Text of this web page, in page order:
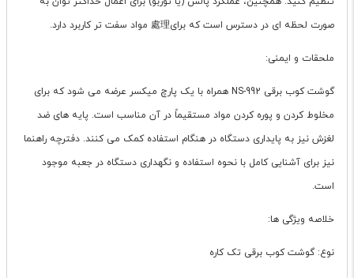
صورت لحظه ای در دسترس است که برای處理 مواد سفت تر کاربرد دارد.
ملحقات و ایمنی:
گوشت کوب برقی NS-992 همراه با یک پارچ میکسر عرضه می شود که برای
مخلوط کردن و پوره کردن مواد مستقیماً در آن مناسب است. پایه های ضد
لغزش نیز به پایداری دستگاه در هنگام استفاده کمک می کنند. دفترچه راهنما
نیز برای آشنایی کامل با نحوه استفاده و نگهداری دستگاه در جعبه موجود
است.
خلاصه ویژگی ها:
نوع: گوشت کوب برقی تک کاره